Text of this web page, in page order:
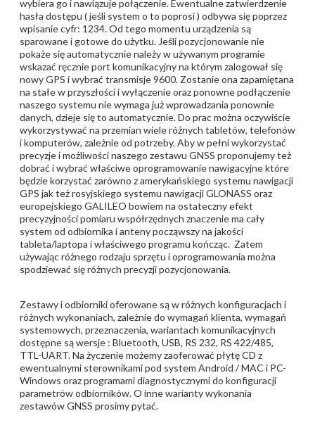
wybiera go i nawiązuje połączenie. Ewentualne zatwierdzenie
hasła dostępu ( jeśli system o to poprosi ) odbywa się poprzez
wpisanie cyfr: 1234. Od tego momentu urządzenia są
sparowane i gotowe do użytku. Jeśli pozycjonowanie nie
pokaże się automatycznie należy w używanym programie
wskazać ręcznie port komunikacyjny na którym zalogował się
nowy GPS i wybrać transmisje 9600. Zostanie ona zapamiętana
na stałe w przyszłości i wyłączenie oraz ponowne podłączenie
naszego systemu nie wymaga już wprowadzania ponownie
danych, dzieje się to automatycznie. Do prac można oczywiście
wykorzystywać na przemian wiele różnych tabletów, telefonów
i komputerów, zależnie od potrzeby. Aby w pełni wykorzystać
precyzje i możliwości naszego zestawu GNSS proponujemy też
dobrać i wybrać właściwe oprogramowanie nawigacyjne które
będzie korzystać zarówno z amerykańskiego systemu nawigacji
GPS jak też rosyjskiego systemu nawigacji GLONASS oraz
europejskiego GALILEO bowiem na ostateczny efekt
precyzyjności pomiaru współrzędnych znaczenie ma cały
system od odbiornika i anteny począwszy na jakości
tableta/laptopa i właściwego programu kończąc. Zatem
używając różnego rodzaju sprzętu i oprogramowania można
spodziewać się różnych precyzji pozycjonowania.
Zestawy i odbiorniki oferowane są w różnych konfiguracjach i
różnych wykonaniach, zależnie do wymagań klienta, wymagań
systemowych, przeznaczenia, wariantach komunikacyjnych
dostępne są wersje : Bluetooth, USB, RS 232, RS 422/485,
TTL-UART. Na życzenie możemy zaoferować płytę CD z
ewentualnymi sterownikami pod system Android / MAC i PC-
Windows oraz programami diagnostycznymi do konfiguracji
parametrów odbiorników. O inne warianty wykonania
zestawów GNSS prosimy pytać.